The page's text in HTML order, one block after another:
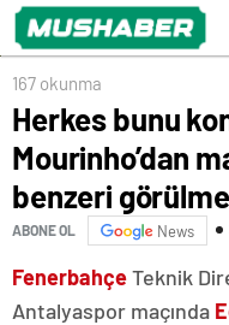
tepki
167 okunma
Herkes bunu
Mourinho’dan
benzeri
ABONE OL News
FenerbahçeTeknik
Antalyaspor maçında